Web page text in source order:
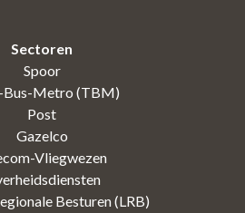
Sectoren
Spoor
Bus-Metro (TBM)
Post
Gazelco
Vliegwezen
Besturen (LRB)